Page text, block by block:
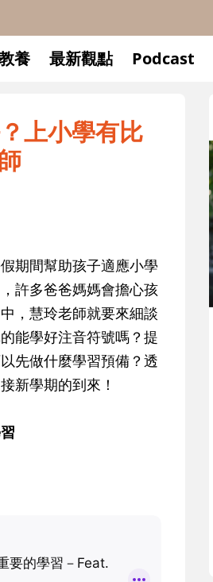
養 最新觀點 Podcast
上小學有比
期間幫助孩子適應小學
許多爸爸媽媽會擔心孩
，慧玲老師就要來細談
能學好注音符號嗎？提
先做什麼學習預備？透
新學期的到來！
開學前預備備
將上小學，信誼集結國小老師
專家的建議，從孩子的學習、
伴孩子做好入學準備，還有國